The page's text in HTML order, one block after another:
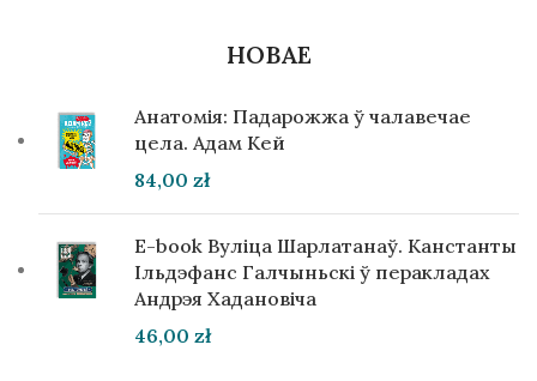
НОВАЕ
Анатомія: Падарожжа ў чалавечае
цела. Адам Кей
84,00 zł
E-book Вуліца Шарлатанаў. Канстанты
Ільдэфанс Галчыньскі ў перакладах
Андрэя Хадановіча
46,00 zł